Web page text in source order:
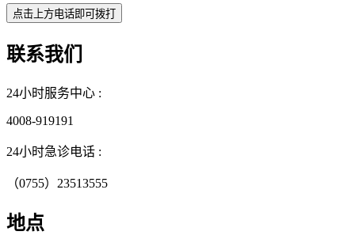
联系我们
24小时服务中心 :
4008-919191
24小时急诊电话 :
（0755）23513555
地点